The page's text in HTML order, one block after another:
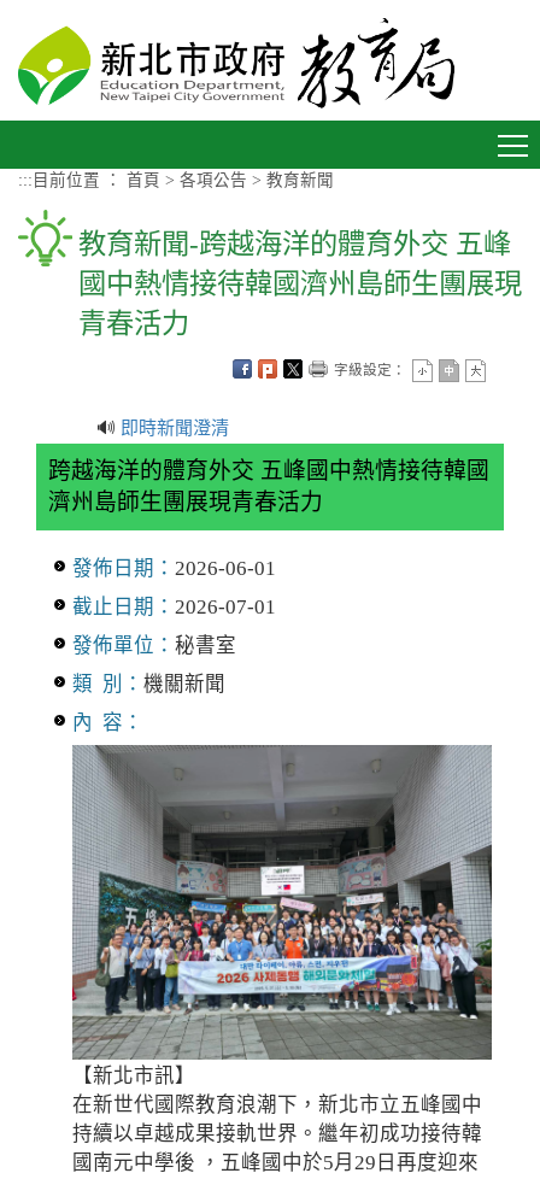
::: 目前位置 ： 首頁 > 各項公告 > 教育新聞
教育新聞-跨越海洋的體育外交 五峰
國中熱情接待韓國濟州島師生團展現
青春活力
字級設定：
🔊 即時新聞澄清
跨越海洋的體育外交 五峰國中熱情接待韓國
濟州島師生團展現青春活力
發佈日期： 2026-06-01
截止日期： 2026-07-01
發佈單位： 秘書室
類 別： 機關新聞
內 容：
【新北市訊】
在新世代國際教育浪潮下，新北市立五峰國中
持續以卓越成果接軌世界。繼年初成功接待韓
國南元中學後 ，五峰國中於5月29日再度迎來